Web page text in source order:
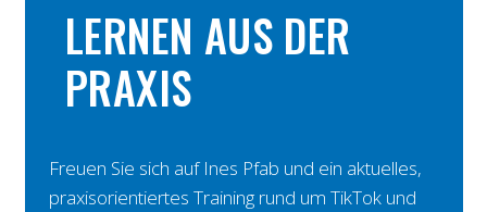
LERNEN AUS DER
PRAXIS
Freuen Sie sich auf Ines Pfab und ein aktuelles,
praxisorientiertes Training rund um TikTok und